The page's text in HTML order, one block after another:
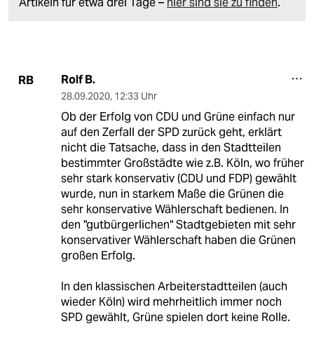
RB Rolf B.
28.09.2020, 12:33 Uhr
Ob der Erfolg von CDU und Grüne einfach nur
auf den Zerfall der SPD zurück geht, erklärt
nicht die Tatsache, dass in den Stadtteilen
bestimmter Großstädte wie z.B. Köln, wo früher
sehr stark konservativ (CDU und FDP) gewählt
wurde, nun in starkem Maße die Grünen die
sehr konservative Wählerschaft bedienen. In
den "gutbürgerlichen" Stadtgebieten mit sehr
konservativer Wählerschaft haben die Grünen
großen Erfolg.
In den klassischen Arbeiterstadtteilen (auch
wieder Köln) wird mehrheitlich immer noch
SPD gewählt, Grüne spielen dort keine Rolle.